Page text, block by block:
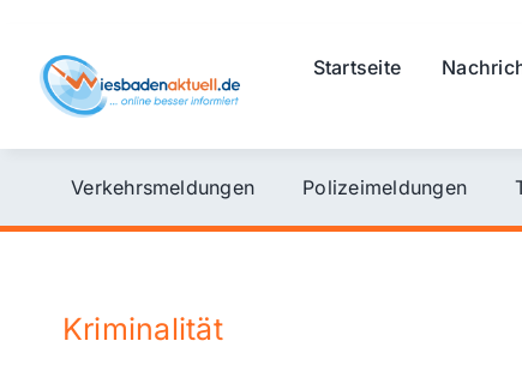
content
Startseite
Verkehrsmeldungen Polizeimeldungen
Kriminalität